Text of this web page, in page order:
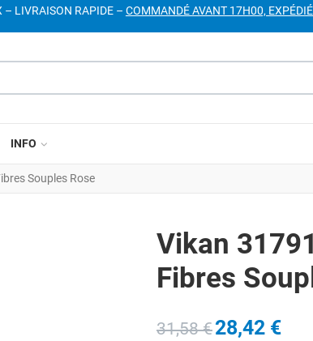
– LIVRAISON RAPIDE – COMMANDÉ AVANT 17H00,
INFO
Souples Rose
Vikan
Fibres
31,58 €28,42 €